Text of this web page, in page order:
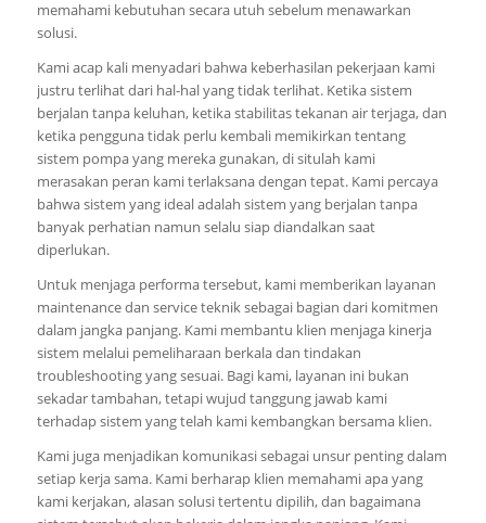
memahami kebutuhan secara utuh sebelum menawarkan
solusi.
Kami acap kali menyadari bahwa keberhasilan pekerjaan kami
justru terlihat dari hal-hal yang tidak terlihat. Ketika sistem
berjalan tanpa keluhan, ketika stabilitas tekanan air terjaga, dan
ketika pengguna tidak perlu kembali memikirkan tentang
sistem pompa yang mereka gunakan, di situlah kami
merasakan peran kami terlaksana dengan tepat. Kami percaya
bahwa sistem yang ideal adalah sistem yang berjalan tanpa
banyak perhatian namun selalu siap diandalkan saat
diperlukan.
Untuk menjaga performa tersebut, kami memberikan layanan
maintenance dan service teknik sebagai bagian dari komitmen
dalam jangka panjang. Kami membantu klien menjaga kinerja
sistem melalui pemeliharaan berkala dan tindakan
troubleshooting yang sesuai. Bagi kami, layanan ini bukan
sekadar tambahan, tetapi wujud tanggung jawab kami
terhadap sistem yang telah kami kembangkan bersama klien.
Kami juga menjadikan komunikasi sebagai unsur penting dalam
setiap kerja sama. Kami berharap klien memahami apa yang
kami kerjakan, alasan solusi tertentu dipilih, dan bagaimana